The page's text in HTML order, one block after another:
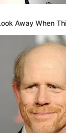
agama apa
♥️♥️♥️
TULIS
akan dipublikasikan.
Away When